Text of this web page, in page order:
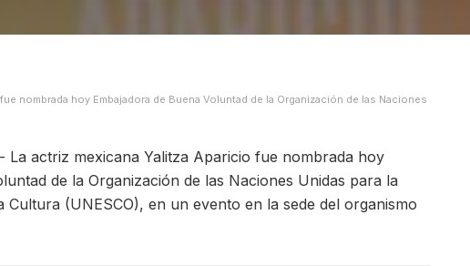
nombrada hoy Embajadora de Buena Voluntad de la Organización de las Naciones
La actriz mexicana Yalitza Aparicio fue nombrada hoy
de la Organización de las Naciones Unidas para la
Cultura (UNESCO), en un evento en la sede del organismo